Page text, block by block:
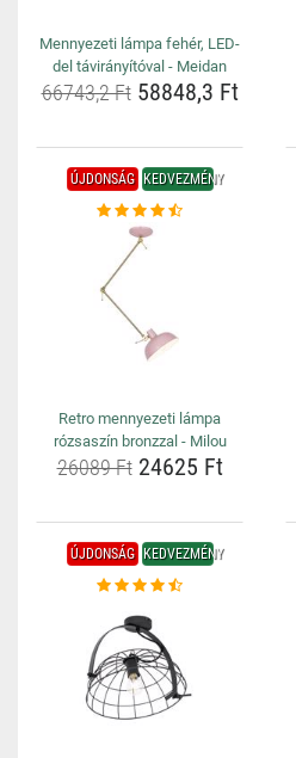
Mennyezeti lámpa fehér, LED-
del távirányítóval - Meidan
66743,2 Ft58848,3 Ft
ÚJDONSÁG KEDVEZMÉNY
Retro mennyezeti lámpa
rózsaszín bronzzal - Milou
26089 Ft24625 Ft
ÚJDONSÁG KEDVEZMÉNY